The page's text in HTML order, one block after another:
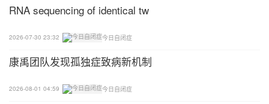
物体和喜欢的活动入手，就能创造出更多孩子注意你
强烈的动机使孩子成为一个主动学习者，而非被动的
接受者。主动学习者所表现出主动性和自发性正是自
闭症儿童最需要的。
RNA sequencing of identical tw
2026-07-30 23:32 今日自闭症
康禹团队发现孤独症致病新机制
2026-08-01 04:59 今日自闭症